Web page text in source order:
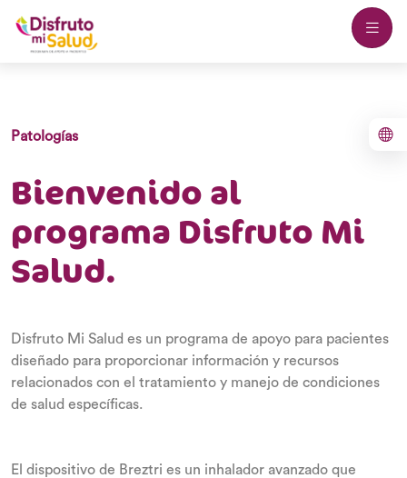
Patologías
Bienvenido al
programa Disfruto Mi
Salud.
Disfruto Mi Salud es un programa de apoyo para pacientes
diseñado para proporcionar información y recursos
relacionados con el tratamiento y manejo de condiciones
de salud específicas.
El dispositivo de Breztri es un inhalador avanzado que